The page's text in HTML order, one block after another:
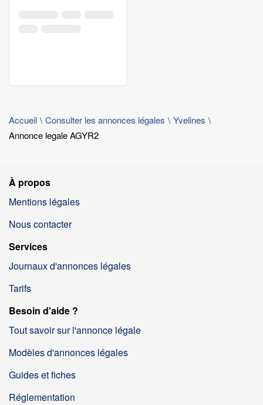
Accueil Consulter les annonces légales
Yvelines
Annonce legale AGYR2
À propos
Mentions légales
Nous contacter
Services
Journaux d'annonces légales
Tarifs
Besoin d'aide ?
Tout savoir sur l'annonce légale
Modèles d'annonces légales
Guides et fiches
Réglementation